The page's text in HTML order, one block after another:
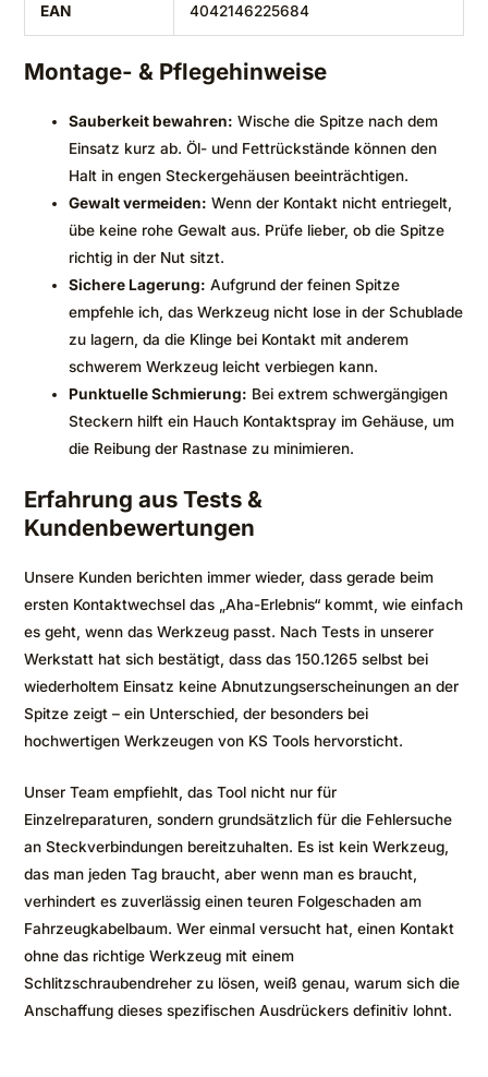
EAN 4042146225684
Montage- & Pflegehinweise
Sauberkeit bewahren: Wische die Spitze nach dem
Einsatz kurz ab. Öl- und Fettrückstände können den
Halt in engen Steckergehäusen beeinträchtigen.
Gewalt vermeiden: Wenn der Kontakt nicht entriegelt,
übe keine rohe Gewalt aus. Prüfe lieber, ob die Spitze
richtig in der Nut sitzt.
Sichere Lagerung: Aufgrund der feinen Spitze
empfehle ich, das Werkzeug nicht lose in der Schublade
zu lagern, da die Klinge bei Kontakt mit anderem
schwerem Werkzeug leicht verbiegen kann.
Punktuelle Schmierung: Bei extrem schwergängigen
Steckern hilft ein Hauch Kontaktspray im Gehäuse, um
die Reibung der Rastnase zu minimieren.
Erfahrung aus Tests &
Kundenbewertungen
Unsere Kunden berichten immer wieder, dass gerade beim
ersten Kontaktwechsel das „Aha-Erlebnis“ kommt, wie einfach
es geht, wenn das Werkzeug passt. Nach Tests in unserer
Werkstatt hat sich bestätigt, dass das 150.1265 selbst bei
wiederholtem Einsatz keine Abnutzungserscheinungen an der
Spitze zeigt – ein Unterschied, der besonders bei
hochwertigen Werkzeugen von KS Tools hervorsticht.
Unser Team empfiehlt, das Tool nicht nur für
Einzelreparaturen, sondern grundsätzlich für die Fehlersuche
an Steckverbindungen bereitzuhalten. Es ist kein Werkzeug,
das man jeden Tag braucht, aber wenn man es braucht,
verhindert es zuverlässig einen teuren Folgeschaden am
Fahrzeugkabelbaum. Wer einmal versucht hat, einen Kontakt
ohne das richtige Werkzeug mit einem
Schlitzschraubendreher zu lösen, weiß genau, warum sich die
Anschaffung dieses spezifischen Ausdrückers definitiv lohnt.